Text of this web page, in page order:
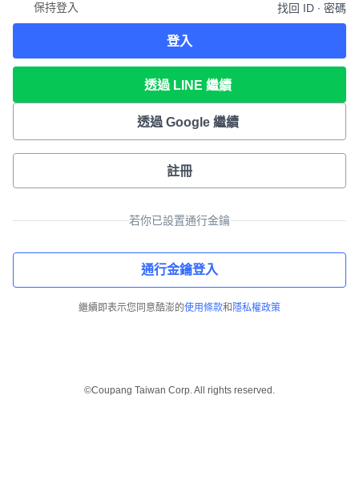
保持登入 找回 ID ∙ 密碼
登入
透過 LINE 繼續
透過 Google 繼續
註冊
若你已設置通行金鑰
通行金鑰登入
繼續即表示您同意酷澎的使用條款和 隱私權政策
©Coupang Taiwan Corp. All rights reserved.